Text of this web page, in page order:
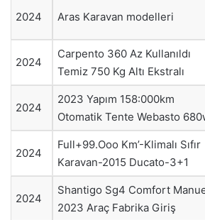
2024 Aras Karavan modelleri
2024
Carpento 360 Az Kullanıldı
Temiz 750 Kg Altı Ekstralı
2024
2023 Yapım 158:000km
Otomatik Tente Webasto
2024
Full+99.Ooo Km’-Klimalı Sıfır
Karavan-2015 Ducato-3+1
2024
Shantigo Sg4 Comfort
2023 Araç Fabrika Giriş